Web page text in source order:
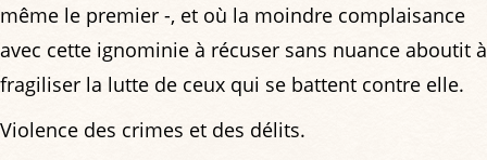
même le premier -, et où la moindre complaisance
avec cette ignominie à récuser sans nuance aboutit à
fragiliser la lutte de ceux qui se battent contre elle.
Violence des crimes et des délits.